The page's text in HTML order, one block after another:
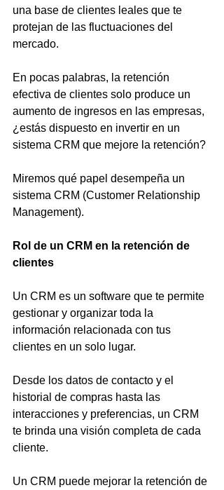
una base de clientes leales que te
protejan de las fluctuaciones del
mercado.
En pocas palabras, la retención
efectiva de clientes solo produce un
aumento de ingresos en las empresas,
¿estás dispuesto en invertir en un
sistema CRM que mejore la retención?
Miremos qué papel desempeña un
sistema CRM (Customer Relationship
Management).
Rol de un CRM en la retención de
clientes
Un CRM es un software que te permite
gestionar y organizar toda la
información relacionada con tus
clientes en un solo lugar.
Desde los datos de contacto y el
historial de compras hasta las
interacciones y preferencias, un CRM
te brinda una visión completa de cada
cliente.
Un CRM puede mejorar la retención de